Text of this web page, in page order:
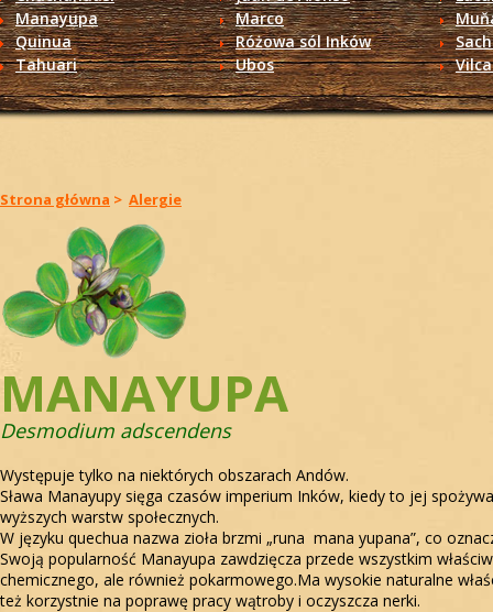
Manayupa
Marco
Quinua
Różowa sól Inków
Tahuari
Ubos
Strona główna > Alergie
MANAYUPA
Desmodium adscendens
Występuje tylko na niektórych obszarach Andów.
Sława Manayupy sięga czasów imperium Inków, kiedy to jej
wyższych warstw społecznych.
W języku quechua nazwa zioła brzmi „runa mana yupana”, co
Swoją popularność Manayupa zawdzięcza przede wszystkim
chemicznego, ale również pokarmowego.Ma wysokie naturalne
też korzystnie na poprawę pracy wątroby i oczyszcza nerki.